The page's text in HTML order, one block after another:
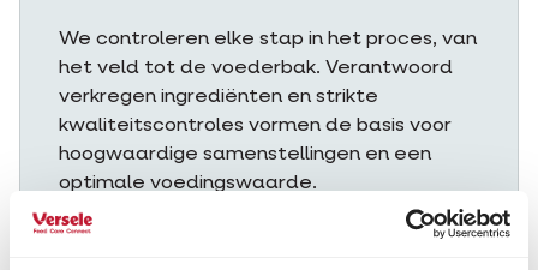
We controleren elke stap in het proces, van
het veld tot de voederbak. Verantwoord
verkregen ingrediënten en strikte
kwaliteitscontroles vormen de basis voor
hoogwaardige samenstellingen en een
optimale voedingswaarde.